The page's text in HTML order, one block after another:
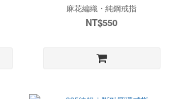
麻花編織・純鋼戒指
NT$550